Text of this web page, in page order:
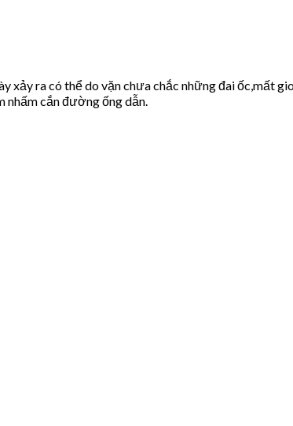
ra có thể do vặn chưa chắc những đai ốc,mất
nhấm cắn đường ống dẫn.